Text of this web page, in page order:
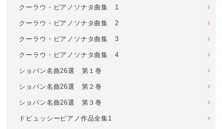
クーラウ・ピアノソナタ曲集 1
クーラウ・ピアノソナタ曲集 2
クーラウ・ピアノソナタ曲集 3
クーラウ・ピアノソナタ曲集 4
ショパン名曲26選 第１巻
ショパン名曲26選 第２巻
ショパン名曲26選 第３巻
ドビュッシーピアノ作品全集1